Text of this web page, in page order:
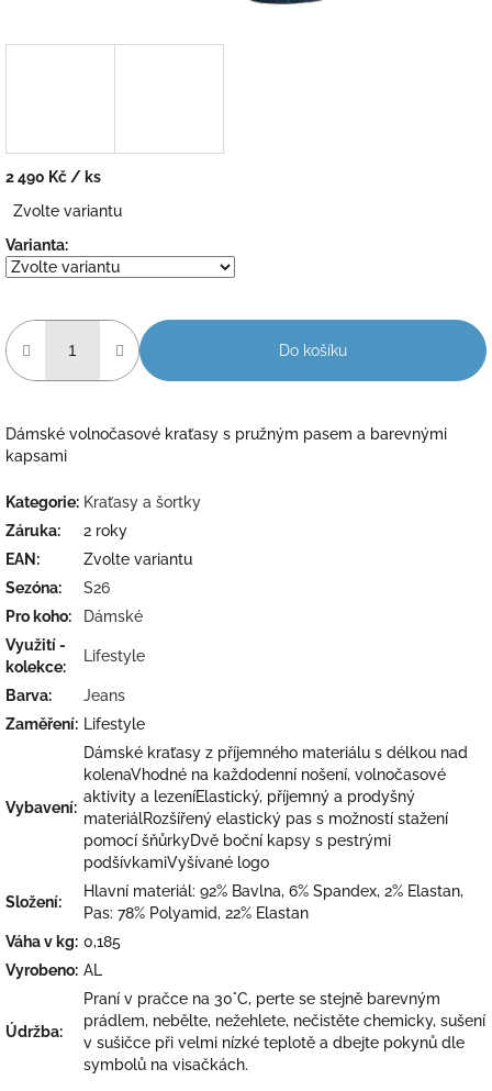
2 490 Kč / ks
cena:
Zvolte variantu
Varianta:
Do košíku
Dámské volnočasové kraťasy s pružným pasem a barevnými
kapsami
Kategorie: Kraťasy a šortky
Záruka:
2 roky
EAN :
Zvolte variantu
Sezóna:
S26
Pro koho:
Dámské
Využití -
kolekce:
Lifestyle
Barva:
Jeans
Zaměření: Lifestyle
Vybavení:
Dámské kraťasy z příjemného materiálu s délkou nad
kolenaVhodné na každodenní nošení, volnočasové
aktivity a lezeníElastický, příjemný a prodyšný
materiálRozšířený elastický pas s možností stažení
pomocí šňůrkyDvě boční kapsy s pestrými
podšívkamiVyšívané logo
Složení:
Hlavní materiál: 92% Bavlna, 6% Spandex, 2% Elastan,
Pas: 78% Polyamid, 22% Elastan
Váha v kg: 0,185
Vyrobeno: AL
Údržba:
Praní v pračce na 30°C, perte se stejně barevným
prádlem, nebělte, nežehlete, nečistěte chemicky, sušení
v sušičce při velmi nízké teplotě a dbejte pokynů dle
symbolů na visačkách.